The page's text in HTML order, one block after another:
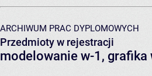
ARCHIWUM PRAC DYPLOMOWYCH
Przedmioty w rejestracji
modelowanie w-1,